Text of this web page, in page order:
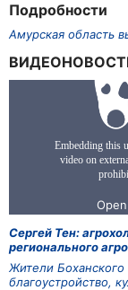
Подробности
Амурская область
Сергей Тен:
регионального
Жители
благоустройство,